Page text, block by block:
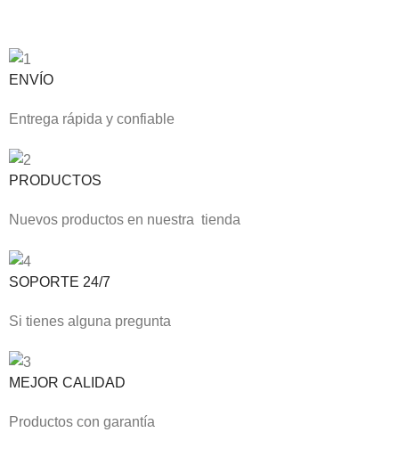
ENVÍO
Entrega rápida y confiable
PRODUCTOS
Nuevos productos en nuestra tienda
SOPORTE 24/7
Si tienes alguna pregunta
MEJOR CALIDAD
Productos con garantía